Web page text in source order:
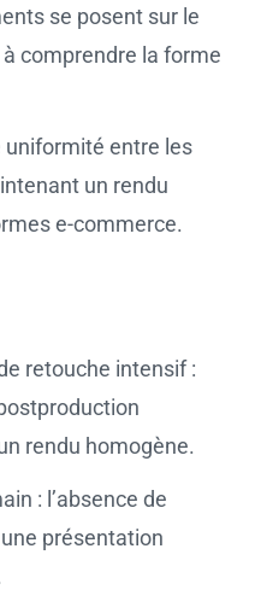
se posent sur le
comprendre la forme
uniformité entre les
un rendu
e-commerce.
retouche intensif :
rendu homogène.
: l’absence de
présentation